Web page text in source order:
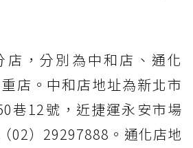
店，分別為中和店、通化
店。中和店地址為新北市
巷12號，近捷運永安市場
02）29297888。通化店地